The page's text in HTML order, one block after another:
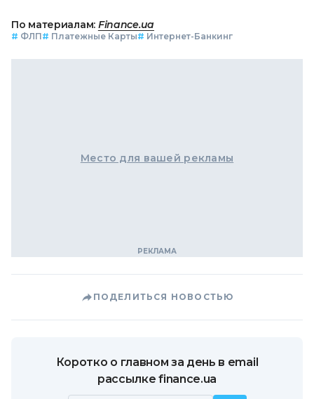
По материалам: Finance.ua
# ФЛП# Платежные Карты# Интернет-Банкинг
Место для вашей рекламы
ПОДЕЛИТЬСЯ НОВОСТЬЮ
Коротко о главном за день в email
рассылке finance.ua